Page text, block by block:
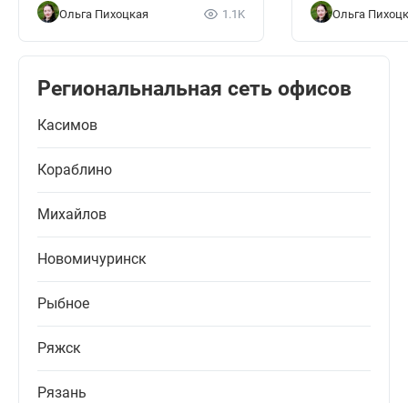
Ольга Пихоцкая 1.1K Ольга
Региональнальная сеть офисов
Касимов
Кораблино
Михайлов
Новомичуринск
Рыбное
Ряжск
Рязань